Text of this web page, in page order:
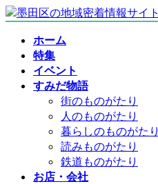
コ
ナ
ホーム
特集
イベント
すみだ物語
街のものがたり
人のものがたり
暮らしのものがたり
読みものがたり
鉄道ものがたり
お店・会社